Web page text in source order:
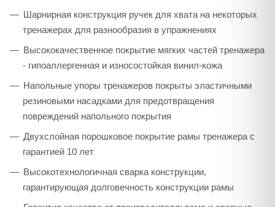
Шарнирная конструкция ручек для хвата на некоторых
тренажерах для разнообразия в упражнениях
Высококачественное покрытие мягких частей тренажера
- гипоаллергенная и износостойкая винил-кожа
Напольные упоры тренажеров покрыты эластичными
резиновыми насадками для предотвращения
повреждений напольного покрытия
Двухслойная порошковое покрытие рамы тренажера с
гарантией 10 лет
Высокотехнологичная сварка конструкции,
гарантирующая долговечность конструкции рамы